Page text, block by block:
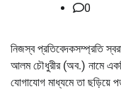
0
নিজস্ব প্রতিবেদকসম্প্রতি
আলম চৌধুরীর (অব.) নামে
যোগাযোগ মাধ্যমে তা ছড়িয়ে